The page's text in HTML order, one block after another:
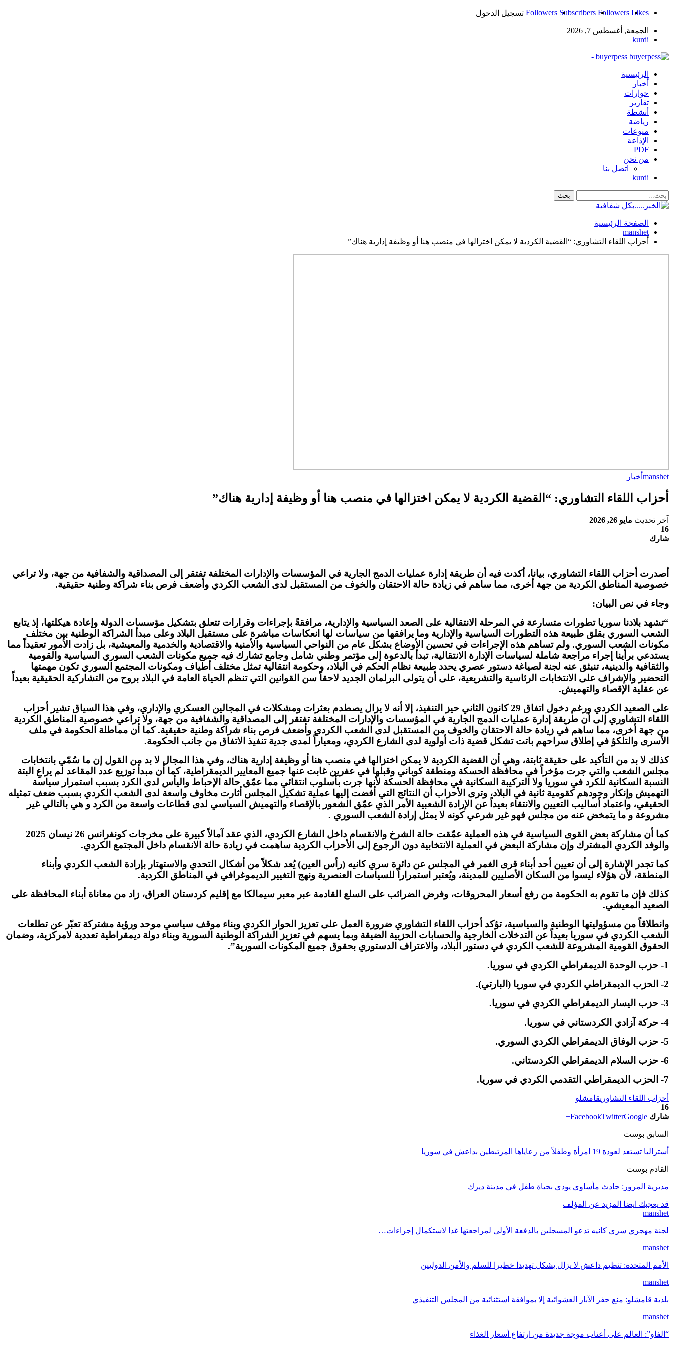
Likes
Followers
Subscribers
Followers تسجيل الدخول
الجمعة, أغسطس 7, 2026
kurdi
buyerpess -
الرئيسية
أخبار
حوارات
تقارير
أنشطة
رياضة
منوعات
الإذاعة
PDF
من نحن
اتصل بنا
kurdi
الصفحة الرئيسية
manshet
أحزاب اللقاء التشاوري: “القضية الكردية لا يمكن اختزالها في منصب هنا أو وظيفة إدارية هناك”
manshet أخبار
أحزاب اللقاء التشاوري: “القضية الكردية لا يمكن اختزالها في منصب هنا أو وظيفة إدارية هناك”
آخر تحديث مايو 26, 2026
16
شارك
أصدرت أحزاب اللقاء التشاوري، بيانا، أكدت فيه أن طريقة إدارة عمليات الدمج الجارية في المؤسسات والإدارات المختلفة تفتقر إلى المصداقية والشفافية من جهة، ولا تراعي
خصوصية المناطق الكردية من جهة أخرى، مما ساهم في زيادة حالة الاحتقان والخوف من المستقبل لدى الشعب الكردي وأضعف فرص بناء شراكة وطنية حقيقية.
وجاء في نص البيان:
“تشهد بلادنا سوريا تطورات متسارعة في المرحلة الانتقالية على الصعد السياسية والإدارية، مرافقةً بإجراءات وقرارات تتعلق بتشكيل مؤسسات الدولة وإعادة هيكلتها، إذ يتابع
الشعب السوري بقلق طبيعة هذه التطورات السياسية والإدارية وما يرافقها من سياسات لها انعكاسات مباشرة على مستقبل البلاد وعلى مبدأ الشراكة الوطنية بين مختلف
مكونات الشعب السوري. ولم تساهم هذه الإجراءات في تحسين الأوضاع بشكل عام من النواحي السياسية والأمنية والاقتصادية والخدمية والمعيشية، بل زادت الأمور تعقيداً مما
يستدعي برأينا إجراء مراجعة شاملة لسياسات الإدارة الانتقالية، تبدأ بالدعوة إلى مؤتمر وطني شامل وجامع تشارك فيه جميع مكونات الشعب السوري السياسية والقومية
والثقافية والدينية، تنبثق عنه لجنة لصياغة دستور عصري يحدد طبيعة نظام الحكم في البلاد، وحكومة انتقالية تمثل مختلف أطياف ومكونات المجتمع السوري تكون مهمتها
التحضير والإشراف على الانتخابات الرئاسية والتشريعية، على أن يتولى البرلمان الجديد لاحقاً سن القوانين التي تنظم الحياة العامة في البلاد بروح من التشاركية الحقيقية بعيداً
عن عقلية الإقصاء والتهميش.
على الصعيد الكردي ورغم دخول اتفاق 29 كانون الثاني حيز التنفيذ، إلا أنه لا يزال يصطدم بعثرات ومشكلات في المجالين العسكري والإداري، وفي هذا السياق تشير أحزاب
اللقاء التشاوري إلى أن طريقة إدارة عمليات الدمج الجارية في المؤسسات والإدارات المختلفة تفتقر إلى المصداقية والشفافية من جهة، ولا تراعي خصوصية المناطق الكردية
من جهة أخرى، مما ساهم في زيادة حالة الاحتقان والخوف من المستقبل لدى الشعب الكردي وأضعف فرص بناء شراكة وطنية حقيقية.كما أن مماطلة الحكومة في ملف
الأسرى والتلكؤ في إطلاق سراحهم باتت تشكل قضية ذات أولوية لدى الشارع الكردي، ومعياراً لمدى جدية تنفيذ الاتفاق من جانب الحكومة.
كذلك لا بد من التأكيد على حقيقة ثابتة، وهي أن القضية الكردية لا يمكن اختزالها في منصب هنا أو وظيفة إدارية هناك، وفي هذا المجال لا بد من القول إن ما سُمّي بانتخابات
مجلس الشعب والتي جرت مؤخراً في محافظة الحسكة ومنطقة كوباني وقبلها في عفرين غابت عنها جميع المعايير الديمقراطية، كما أن مبدأ توزيع عدد المقاعد لم يراعِ البتة
النسبة السكانية للكرد في سوريا ولا التركيبة السكانية في محافظة الحسكة لأنها جرت بأسلوب انتقائي مما عمّق حالة الإحباط واليأس لدى الكرد بسبب استمرار سياسة
التهميش وإنكار وجودهم كقومية ثانية في البلاد، وترى الأحزاب أن النتائج التي أفضت إليها عملية تشكيل المجلس أثارت مخاوف واسعة لدى الشعب الكردي بسبب ضعف تمثيله
الحقيقي، واعتماد أساليب التعيين والانتقاء بعيداً عن الإرادة الشعبية الأمر الذي عمّق الشعور بالإقصاء والتهميش السياسي لدى قطاعات واسعة من الكرد و هي بالتالي غير
مشروعة و ما يتمخض عنه من مجلس فهو غير شرعي كونه لا يمثل إرادة الشعب السوري .
كما أن مشاركة بعض القوى السياسية في هذه العملية عمّقت حالة الشرخ والانقسام داخل الشارع الكردي، الذي عقد آمالاً كبيرة على مخرجات كونفرانس 26 نيسان 2025
والوفد الكردي المشترك وإن مشاركة البعض في العملية الانتخابية دون الرجوع إلى الأحزاب الكردية ساهمت في زيادة حالة الانقسام داخل المجتمع الكردي.
كما تجدر الإشارة إلى أن تعيين أحد أبناء قرى الغمر في المجلس عن دائرة سري كانيه (رأس العين)يُعد شكلاً من أشكال التحدي والاستهتار بإرادة الشعب الكردي وأبناء
المنطقة، لأن هؤلاء ليسوا من السكان الأصليين للمدينة، ويُعتبر استمراراً للسياسات العنصرية ونهج التغيير الديموغرافي في المناطق الكردية.
كذلك فإن ما تقوم به الحكومة من رفع أسعار المحروقات، وفرض الضرائب على السلع القادمة عبر معبر سيمالكا مع إقليم كردستان العراق، زاد من معاناة أبناء المحافظة على
الصعيد المعيشي.
وانطلاقاً من مسؤوليتها الوطنية والسياسية، تؤكد أحزاب اللقاء التشاوري ضرورة العمل على تعزيز الحوار الكردي وبناء موقف سياسي موحد ورؤية مشتركة تعبّر عن تطلعات
الشعب الكردي في سوريا بعيداً عن التدخلات الخارجية والحسابات الحزبية الضيقة وبما يسهم في تعزيز الشراكة الوطنية السورية وبناء دولة ديمقراطية تعددية لامركزية، وضمان
الحقوق القومية المشروعة للشعب الكردي في دستور البلاد، والاعتراف الدستوري بحقوق جميع المكونات السورية”.
1- حزب الوحدة الديمقراطي الكردي في سوريا.
2-
الحزب الديمقراطي الكردي في سوريا ( البارتي).
3- حزب اليسار الديمقراطي الكردي في سوريا.
4- حركة آزادي الكردستاني في سوريا.
5- حزب الوفاق الديمقراطي الكردي السوري.
6- حزب السلام الديمقراطي الكردستاني.
7-
الحزب الديمقراطي التقدمي الكردي في سوريا.
أحزاب اللقاء التشاوريقامشلو
16
شارك
FacebookTwitterGoogle+
السابق بوست
أستراليا تستعد لعودة 19 امرأة وطفلاً من رعاياها المرتبطين بداعش في سوريا
القادم بوست
مديرية المرور: حادث مأساوي يودي بحياة طفل في مدينة ديرك
قد يعجبك ايضا المزيد عن المؤلف
manshet
لجنة مهجري سري كانيه تدعو المسجلين بالدفعة الأولى لمراجعتها غدا لاستكمال إجراءات…
manshet
الأمم المتحدة: تنظيم داعش لا يزال يشكل تهديدا خطيرا للسلم والأمن الدوليين
manshet
بلدية قامشلو: منع حفر الآبار العشوائية إلا بموافقة استثنائية من المجلس التنفيذي
manshet
“الفاو”: العالم على أعتاب موجة جديدة من ارتفاع أسعار الغذاء